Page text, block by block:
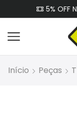
5% OFF
Início Peças